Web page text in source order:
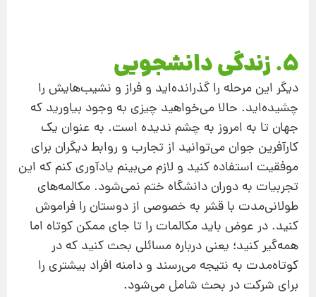
5. زندگی دانشجویی
دیگر این مرحله را گذرانده‌اید و فراز و نشیب‌هایش را
چشیده‌اید. حالا می‌خواهید چیزی به وجود بیاورید که
جهان تا به امروز به چشم ندیده است. به عنوان یک
کارآفرین جوان می‌توانید از تجارب و روابط دیگران برای
موفقیت استفاده کنید و لازم می‌بینم یادآوری کنم که این
تجربیات به دوران دانشگاه ختم نمی‌شود. مکالمه‌های
طولانی‌مدت با قشر به خصوصی از دوستان را فراموش
کنید. در عوض باید مکالمات را تا جای ممکن کوتاه اما
همه‌گیر کنید؛ یعنی درباره مسائلی بحث کنید که در
کوتاه‌مدت به نتیجه می‌رسند و دامنه افراد بیشتری را
برای شرکت در بحث شامل می‌شود.